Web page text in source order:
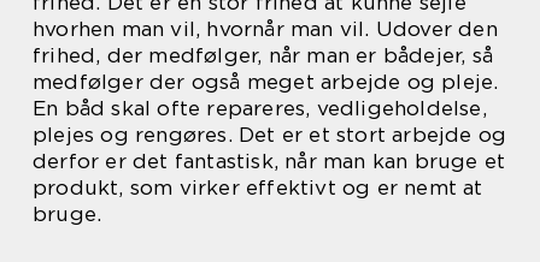
hvorhen man vil, hvornår man vil. Udover den
frihed, der medfølger, når man er bådejer, så
medfølger der også meget arbejde og pleje.
En båd skal ofte repareres, vedligeholdelse,
plejes og rengøres. Det er et stort arbejde og
derfor er det fantastisk, når man kan bruge et
produkt, som virker effektivt og er nemt at
bruge.